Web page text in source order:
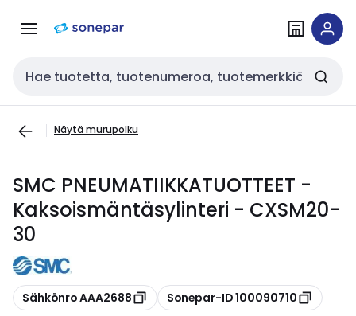
navigointiinsisältöön
Haku
Näytä murupolku
SMC PNEUMATIIKKATUOTTEET -
Kaksoismäntäsylinteri - CXSM20-
30
Kopioi
Sähkönro AAA2688 Kopioi
Sonepar-ID 100090710